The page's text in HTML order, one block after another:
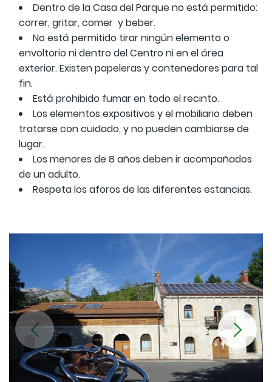
Dentro de la Casa del Parque no está permitido:
correr, gritar, comer y beber.
No está permitido tirar ningún elemento o
envoltorio ni dentro del Centro ni en el área
exterior. Existen papeleras y contenedores para tal
fin.
Está prohibido fumar en todo el recinto.
Los elementos expositivos y el mobiliario deben
tratarse con cuidado, y no pueden cambiarse de
lugar.
Los menores de 8 años deben ir acompañados
de un adulto.
Respeta los aforos de las diferentes estancias.